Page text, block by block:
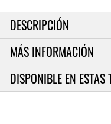
DESCRIPCIÓN
MÁS INFORMACIÓN
DISPONIBLE EN ESTAS